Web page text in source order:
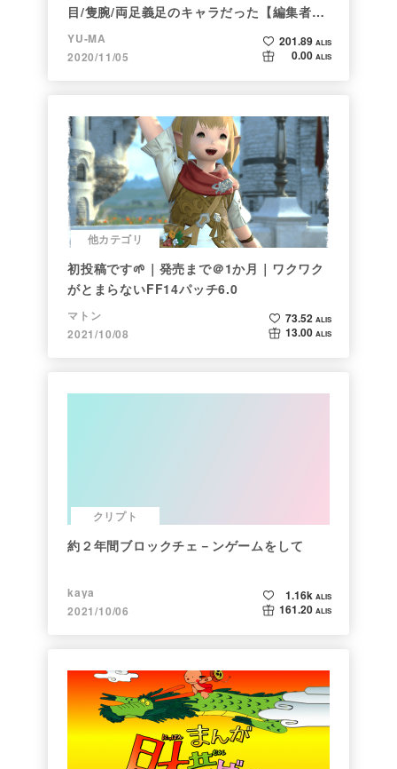
目/隻腕/両足義足のキャラだった【編集者の
仕事ぶりに脱帽】
YU-MA
2020/11/05
201.89 ALIS
0.00 ALIS
他カテゴリ
初投稿です🌱｜発売まで＠1か月｜ワクワク
がとまらないFF14パッチ6.0
マトン
2021/10/08
73.52 ALIS
13.00 ALIS
クリプト
約２年間ブロックチェ－ンゲームをして
kaya
2021/10/06
1.16k ALIS
161.20 ALIS